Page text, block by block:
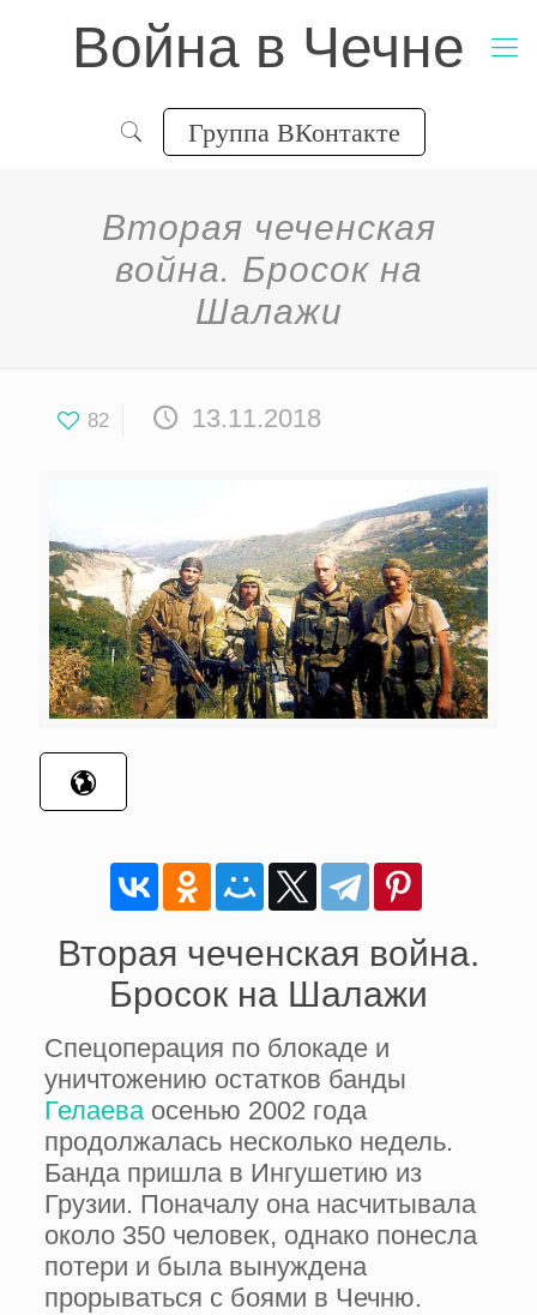
Война в Чечне
Группа ВКонтакте
Вторая чеченская
война. Бросок на
Шалажи
82 13.11.2018
Вторая чеченская война.
Бросок на Шалажи
Спецоперация по блокаде и
уничтожению остатков банды
Гелаеваосенью 2002 года
продолжалась несколько недель.
Банда пришла в Ингушетию из
Грузии. Поначалу она насчитывала
около 350 человек, однако понесла
потери и была вынуждена
прорываться с боями в Чечню.